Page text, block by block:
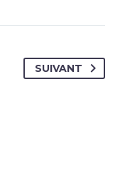
SUIVANT